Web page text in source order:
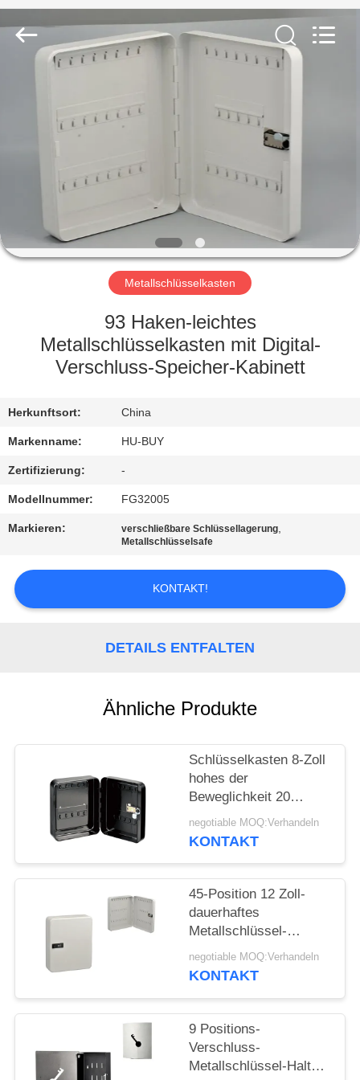
PRODUKTE
ÜBER
FABRIK-
AUSFLUG
QUALITÄTSKONTROLLE
SIE
MIT
UNS
IN
VERBINDUNG
FORDERN
SIE
PRIVACY
POLICY
buy
industry.co.ltd.
Metallschlüsselkasten
93 Haken-leichtes
Metallschlüsselkasten mit Digital-
Verschluss-Speicher-Kabinett
Herkunftsort: China
Markenname: HU-BUY
Zertifizierung: -
Modellnummer: FG32005
Markieren: verschließbare Schlüssellagerung,
Metallschlüsselsafe
KONTAKT!
DETAILS ENTFALTEN
Ähnliche Produkte
Schlüsselkasten 8-Zoll
hohes der
Beweglichkeit 20
Position Metallmit
Kombinationsschloß
negotiable MOQ:Verhandeln
KONTAKT
45-Position 12 Zoll-
dauerhaftes
Metallschlüssel-
Safe/Verschluss des
Metallschlüsselschrank-
negotiable MOQ:Verhandeln
KONTAKT
9 Positions-
Verschluss-
Metallschlüssel-Halter-